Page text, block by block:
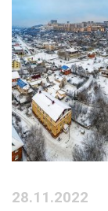
28.11.2022